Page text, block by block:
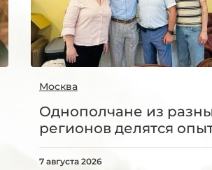
Москва
Однополчане из
регионов делятся
7 августа 2026